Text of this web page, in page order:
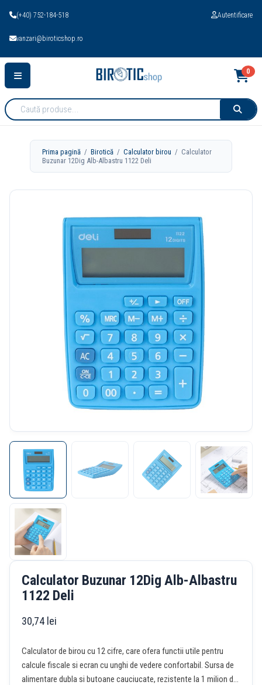
(+40) 752-184-518
vanzari@biroticshop.ro
Autentificare
Cauta
produse:
0
Prima pagină /Birotică /Calculator birou / Calculator
Buzunar 12Dig Alb-Albastru 1122 Deli
Calculator Buzunar 12Dig Alb-Albastru
1122 Deli
30,74 lei
Calculator de birou cu 12 cifre, care ofera functii utile pentru
calcule fiscale si ecran cu unghi de vedere confortabil. Sursa de
alimentare dubla si butoane cauciucate, rezistente la 1 milion de